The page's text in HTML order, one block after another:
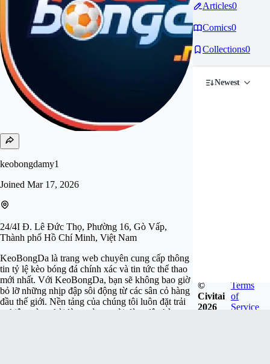
keobongdamy1
Joined Mar 17, 2026
24/4I Đ. Lê Đức Thọ, Phường 16, Gò Vấp,
Thành phố Hồ Chí Minh, Việt Nam
KeoBongDa là trang web chuyên cung cấp thông
tin tỷ lệ kèo bóng đá chính xác và tin tức thể thao
mới nhất. Với KeoBongDa, bạn sẽ không bao giờ
bỏ lỡ những nhịp đập sôi động từ các sân cỏ hàng
đầu thế giới. Nền tảng của chúng tôi luôn đặt trải
nghiệm và sự hài lòng của người dùng lên hàng
Articles0
Comics0
Collections0
Newest
©
Civitai
2026
Terms
of
Service